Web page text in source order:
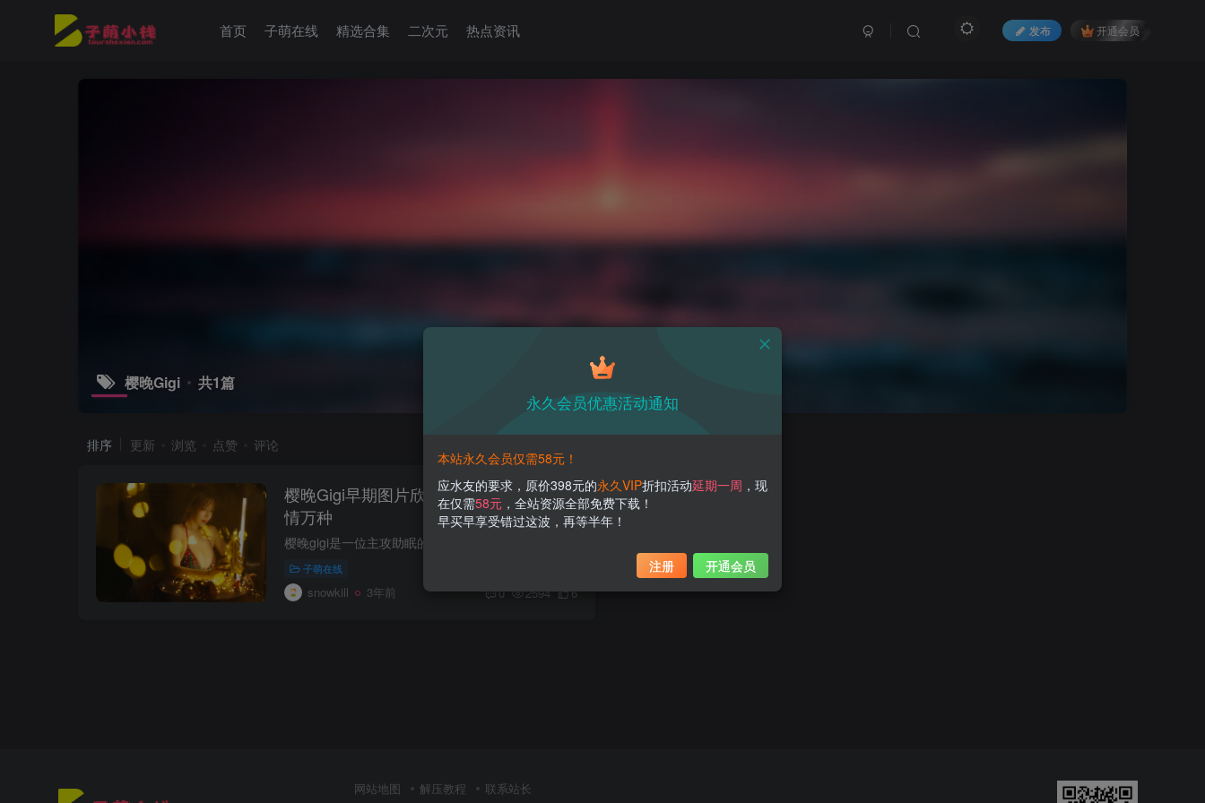
首页 子萌在线 精选合集 二次元 热点资讯 发布 开通会员
樱晚Gigi 共1篇
排序 更新 浏览 点赞 评论
樱晚Gigi早期图片欣赏，迷人姿态尽显风
情万种
子萌在线
snowkill 3年前 0 2594 6
网站地图 解压教程 联系站长
永久会员优惠活动通知
本站永久会员仅需58元！
应水友的要求，原价398元的永久VIP折扣活动延期一周 ，现
在仅需58元 ，全站资源全部免费下载！
早买早享受错过这波，再等半年！
注册 开通会员